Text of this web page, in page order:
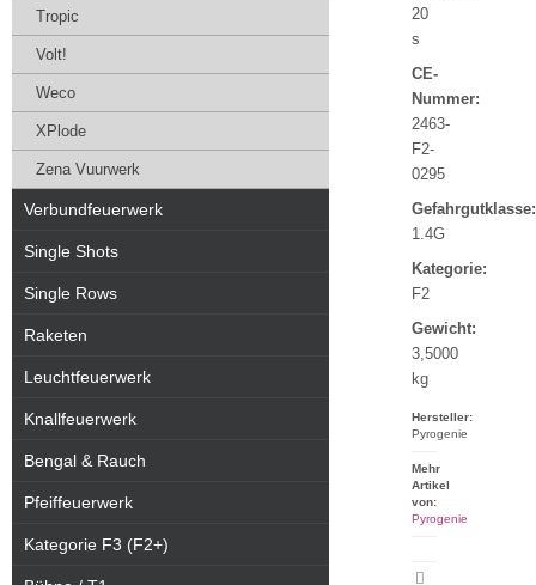
20
s
CE-
Nummer:
2463-
F2-
0295
Gefahrgutklasse:
1.4G
Kategorie:
F2
Gewicht:
3,5000
kg
Hersteller:
Pyrogenie
Mehr
Artikel
von:
Pyrogenie
Tropic
Volt!
Weco
XPlode
Zena Vuurwerk
Verbundfeuerwerk
Single Shots
Single Rows
Raketen
Leuchtfeuerwerk
Knallfeuerwerk
Bengal & Rauch
Pfeiffeuerwerk
Kategorie F3 (F2+)